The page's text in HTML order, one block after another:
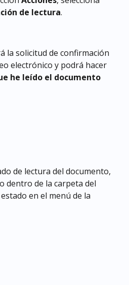
de lectura.
la solicitud de confirmación
electrónico y podrá hacer
he leído el documento
de lectura del documento,
dentro de la carpeta del
en el menú de la